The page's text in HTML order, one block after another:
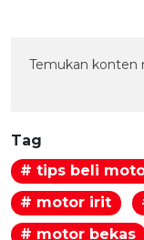
Temukan konten
Tag
# tips beli
# motor irit
# motor bekas